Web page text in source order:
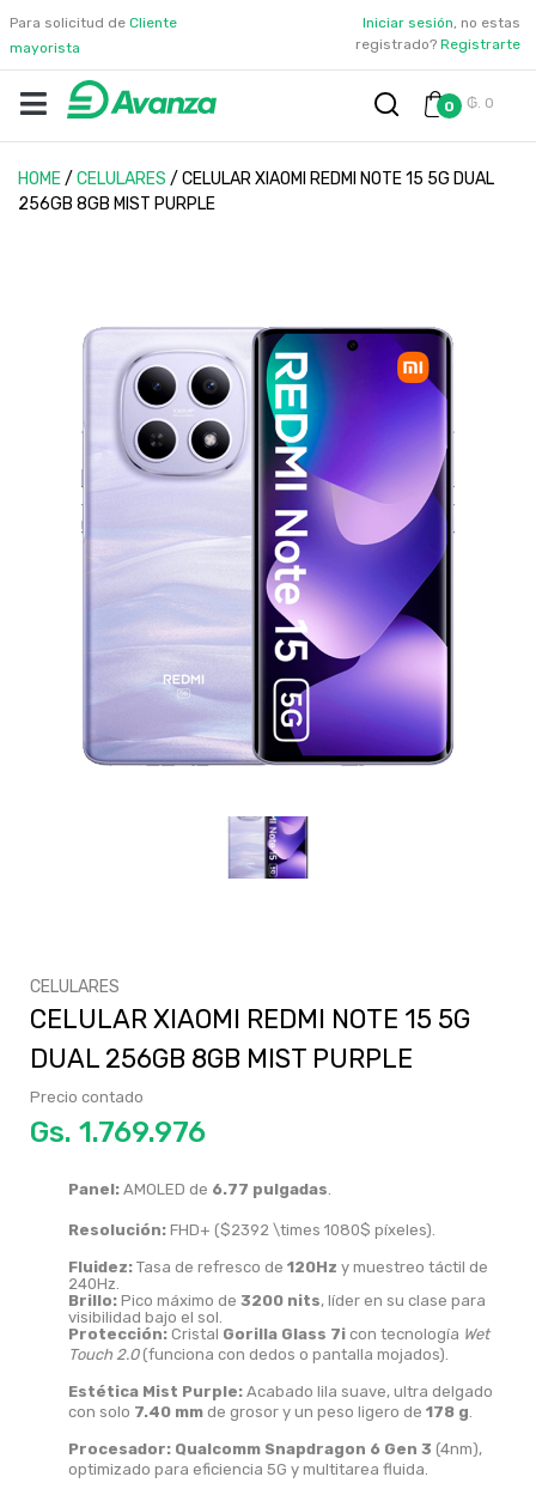
Para solicitud de Cliente
mayorista
Iniciar sesión, no estas
registrado? Registrarte
0 ₲. 0
HOME/ CELULARES / CELULAR XIAOMI REDMI NOTE 15 5G DUAL
256GB 8GB MIST PURPLE
CELULARES
CELULAR XIAOMI REDMI NOTE 15 5G
DUAL 256GB 8GB MIST PURPLE
Precio contado
Gs.
Panel: AMOLED de 6.77 pulgadas
Resolución: FHD+ ($2392 \times 1080$ píxeles).
Fluidez: Tasa de refresco de 120Hz y muestreo táctil de
240Hz.
Brillo: Pico máximo de 3200 nits, líder en su clase para
visibilidad bajo el sol.
Protección: Cristal Gorilla Glass 7i con tecnología Wet
Touch 2.0(funciona con dedos o pantalla mojados).
Estética Mist Purple: Acabado lila suave, ultra delgado
con solo 7.40 mm de grosor y un peso ligero de 178 g
Procesador: Qualcomm Snapdragon 6 Gen 3 (4nm),
optimizado para eficiencia 5G y multitarea fluida.